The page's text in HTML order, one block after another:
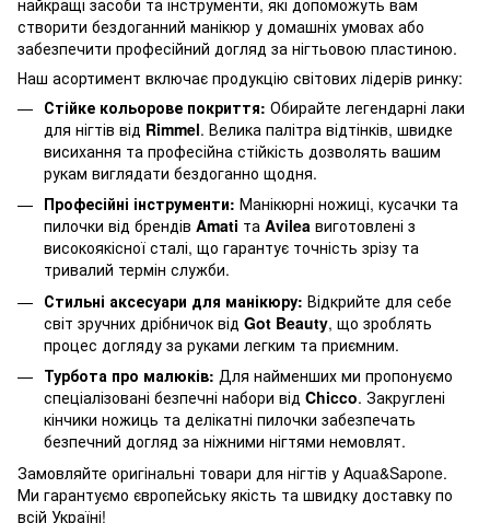
найкращі засоби та інструменти, які допоможуть вам
створити бездоганний манікюр у домашніх умовах або
забезпечити професійний догляд за нігтьовою пластиною.
Наш асортимент включає продукцію світових лідерів ринку:
Стійке кольорове покриття: Обирайте легендарні лаки
для нігтів від Rimmel. Велика палітра відтінків, швидке
висихання та професійна стійкість дозволять вашим
рукам виглядати бездоганно щодня.
Професійні інструменти: Манікюрні ножиці, кусачки та
пилочки від брендів Amati та Avilea виготовлені з
високоякісної сталі, що гарантує точність зрізу та
тривалий термін служби.
Стильні аксесуари для манікюру: Відкрийте для себе
світ зручних дрібничок від Got Beauty, що зроблять
процес догляду за руками легким та приємним.
Турбота про малюків: Для найменших ми пропонуємо
спеціалізовані безпечні набори від Chicco. Закруглені
кінчики ножиць та делікатні пилочки забезпечать
безпечний догляд за ніжними нігтями немовлят.
Замовляйте оригінальні товари для нігтів у Aqua&Sapone.
Ми гарантуємо європейську якість та швидку доставку по
всій Україні!